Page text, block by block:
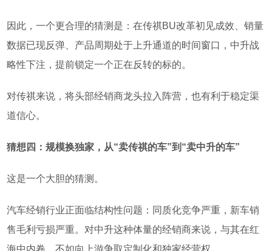
因此，一个更合理的猜测是：在传祺BU改革初见成效、销量
数据已现反弹、产品周期处于上升通道的时间窗口，中升战
略性下注，提前锁定一个正在反转的标的。
对传祺来说，将头部经销商龙头拉入阵营，也有利于稳定渠
道信心。
猜想四：规模换独家，从“卖传祺的车”到 “卖中升的车”
这是一个大胆的猜测。
汽车经销行业正面临结构性问题：同质化竞争严重，新车销
售毛利亏损严重。对中升这种体量的经销商来说，与其在红
海中内卷，不如向上游争取定制化和独家经营权。